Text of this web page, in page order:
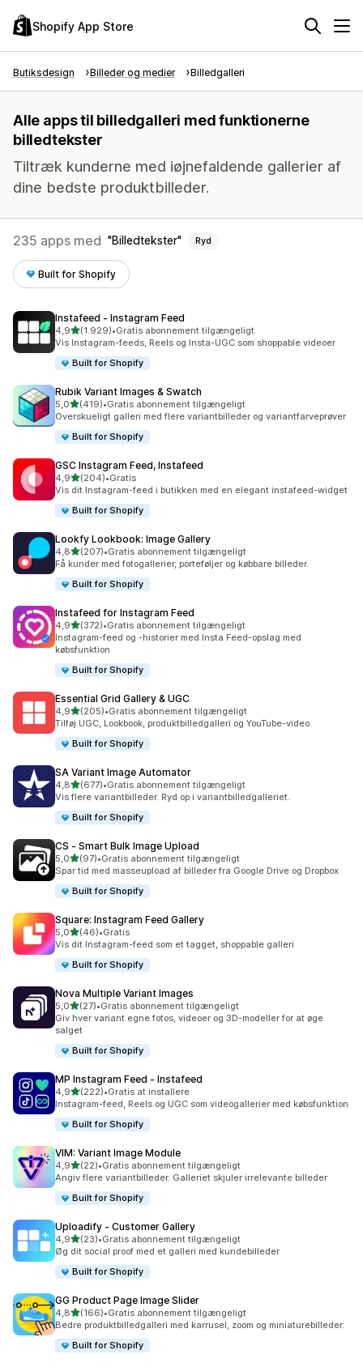
Shopify App Store
Butiksdesign Billeder og medier Billedgalleri
Alle apps til billedgalleri med funktionerne
billedtekster
Tiltræk kunderne med iøjnefaldende gallerier af
dine bedste produktbilleder.
235 apps med Billedtekster Ryd
Built for Shopify
Instafeed ‑ Instagram Feed
4,9ud af 5 stjerner
(1.929)
1929 anmeldelser i alt
•Gratis abonnement tilgængeligt
Vis Instagram-feeds, Reels og Insta-UGC som shoppable videoer
Built for Shopify
Rubik Variant Images & Swatch
5,0ud af 5 stjerner
(419)
419 anmeldelser i alt
•Gratis abonnement tilgængeligt
Overskueligt galleri med flere variantbilleder og variantfarveprøver
Built for Shopify
GSC Instagram Feed, Instafeed
4,9ud af 5 stjerner
(204)
204 anmeldelser i alt
•Gratis
Vis dit Instagram-feed i butikken med en elegant instafeed-widget
Built for Shopify
Lookfy Lookbook: Image Gallery
4,8ud af 5 stjerner
(207)
207 anmeldelser i alt
•Gratis abonnement tilgængeligt
Få kunder med fotogallerier, porteføljer og købbare billeder.
Built for Shopify
Instafeed for Instagram Feed
4,9ud af 5 stjerner
(372)
372 anmeldelser i alt
•Gratis abonnement tilgængeligt
Instagram-feed og -historier med Insta Feed-opslag med
købsfunktion
Built for Shopify
Essential Grid Gallery & UGC
4,9ud af 5 stjerner
(205)
205 anmeldelser i alt
•Gratis abonnement tilgængeligt
Tilføj UGC, Lookbook, produktbilledgalleri og YouTube-video.
Built for Shopify
SA Variant Image Automator
4,8ud af 5 stjerner
(677)
677 anmeldelser i alt
•Gratis abonnement tilgængeligt
Vis flere variantbilleder. Ryd op i variantbilledgalleriet.
Built for Shopify
CS ‑ Smart Bulk Image Upload
5,0ud af 5 stjerner
(97)
97 anmeldelser i alt
•Gratis abonnement tilgængeligt
Spar tid med masseupload af billeder fra Google Drive og Dropbox
Built for Shopify
Square: Instagram Feed Gallery
5,0ud af 5 stjerner
(46)
46 anmeldelser i alt
•Gratis
Vis dit Instagram-feed som et tagget, shoppable galleri
Built for Shopify
Nova Multiple Variant Images
5,0ud af 5 stjerner
(27)
27 anmeldelser i alt
•Gratis abonnement tilgængeligt
Giv hver variant egne fotos, videoer og 3D-modeller for at øge
salget
Built for Shopify
MP Instagram Feed ‑ Instafeed
4,9ud af 5 stjerner
(222)
222 anmeldelser i alt
•Gratis at installere
Instagram-feed, Reels og UGC som videogallerier med købsfunktion
Built for Shopify
VIM: Variant Image Module
4,9ud af 5 stjerner
(22)
22 anmeldelser i alt
•Gratis abonnement tilgængeligt
Angiv flere variantbilleder. Galleriet skjuler irrelevante billeder
Built for Shopify
Uploadify ‑ Customer Gallery
4,9ud af 5 stjerner
(23)
23 anmeldelser i alt
•Gratis abonnement tilgængeligt
Øg dit social proof med et galleri med kundebilleder
Built for Shopify
GG Product Page Image Slider
4,8ud af 5 stjerner
(166)
166 anmeldelser i alt
•Gratis abonnement tilgængeligt
Bedre produktbilledgalleri med karrusel, zoom og miniaturebilleder.
Built for Shopify